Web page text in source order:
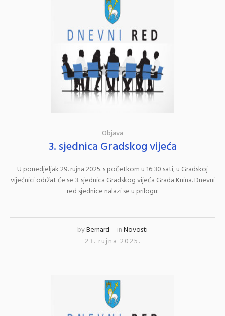
Objava
3. sjednica Gradskog vijeća
U ponedjeljak 29. rujna 2025. s početkom u 16:30 sati, u Gradskoj
vijećnici održat će se 3. sjednica Gradskog vijeća Grada Knina. Dnevni
red sjednice nalazi se u prilogu:
byBernard inNovosti
23. rujna 2025.